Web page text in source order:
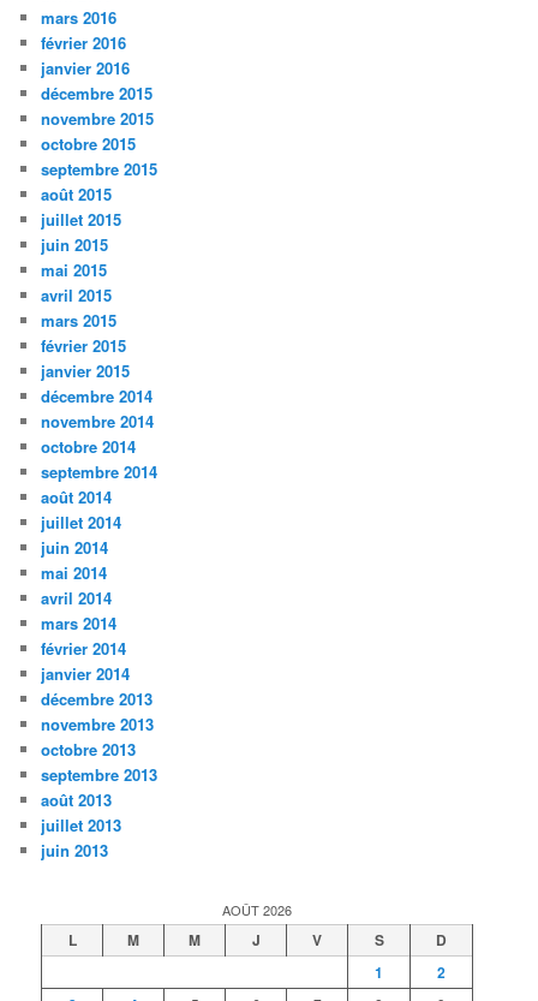
mars 2016
février 2016
janvier 2016
décembre 2015
novembre 2015
octobre 2015
septembre 2015
août 2015
juillet 2015
juin 2015
mai 2015
avril 2015
mars 2015
février 2015
janvier 2015
décembre 2014
novembre 2014
octobre 2014
septembre 2014
août 2014
juillet 2014
juin 2014
mai 2014
avril 2014
mars 2014
février 2014
janvier 2014
décembre 2013
novembre 2013
octobre 2013
septembre 2013
août 2013
juillet 2013
juin 2013
AOÛT 2026
L M M J V S
D
1
2